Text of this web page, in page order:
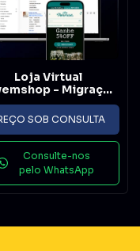
Loja Virtual
- Migração
- Padrão
SOB CONSULTA
Consulte-nos
pelo WhatsApp